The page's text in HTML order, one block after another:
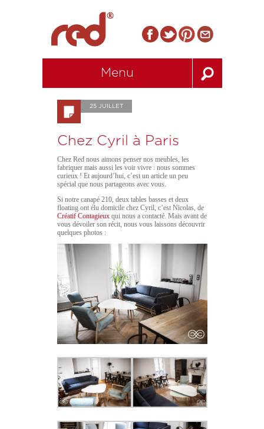
Menu
25 JUILLET
Chez Cyril à Paris
Chez Red nous aimons penser nos meubles, les
fabriquer mais aussi les voir vivre : nous sommes
curieux ! Et aujourd’hui, c’est un article un peu
spécial que nous partageons avec vous.
Si notre canapé 210, deux tables basses et deux
floating ont élu domicile chez Cyril, c’est Nicolas, de
Créatif Contagieuxqui nous a contacté. Mais avant de
vous dévoiler son récit, nous vous laissons découvrir
quelques photos :